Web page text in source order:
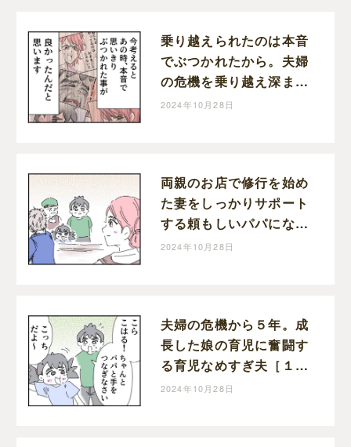
乗り越えられたのは本音
でぶつかれたから。夫婦
の危機を乗り越え深まっ
た家族の絆。育児なめす
2024年10月28日
両親のお店で修行を始め
た妻をしっかりサポート
する頼もしいパパになっ
た育児なめすぎ夫［２０
2024年10月28日
夫婦の危機から５年。成
長した娘の育児に奮闘す
る育児なめすぎ夫［１９
９］｜くまおのマンガ堂
2024年10月28日